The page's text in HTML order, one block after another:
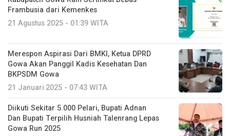
Frambusia dari Kemenkes
21 Agustus 2025 - 01:39 WITA
Merespon Aspirasi Dari BMKI, Ketua DPRD
Gowa Akan Panggil Kadis Kesehatan Dan
BKPSDM Gowa
21 Januari 2025 - 07:43 WITA
Diikuti Sekitar 5.000 Pelari, Bupati Adnan
Dan Bupati Terpilih Husniah Talenrang Lepas
Gowa Run 2025